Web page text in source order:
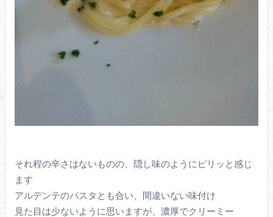
それ程の辛さはないものの、隠し味のようにピリッと感じ
ます
アルデンテのパスタとも合い、間違いない味付け
見た目は少ないように思いますが、濃厚でクリーミー